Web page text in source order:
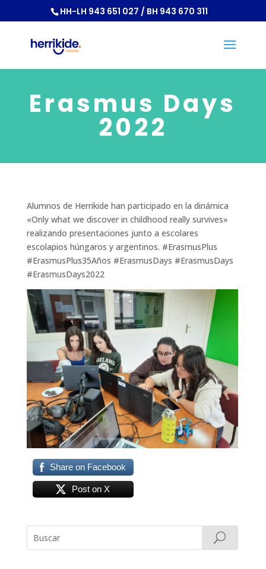
HH-LH 943 651 027 / BH 943 670 311
Erasmus Days
2022
Alumnos de Herrikide han participado en la dinámica
«Only what we discover in childhood really survives»
realizando presentaciones junto a escolares
escolapios húngaros y argentinos. #ErasmusPlus
#ErasmusPlus35Años #ErasmusDays #ErasmusDays
#ErasmusDays2022
Share on Facebook
Post on X